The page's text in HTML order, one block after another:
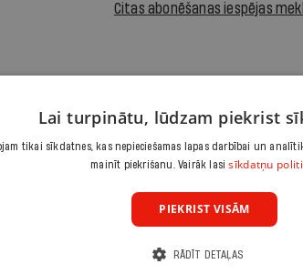
Citas abonēšanas iespējas
Lai turpinātu, lūdzam piekrist
tikai sīkdatnes, kas nepieciešamas lapas darbībai un
mainīt piekrišanu. Vairāk lasisīkdatņu
PIEKRIST VISĀM
RĀDĪT DETAĻAS